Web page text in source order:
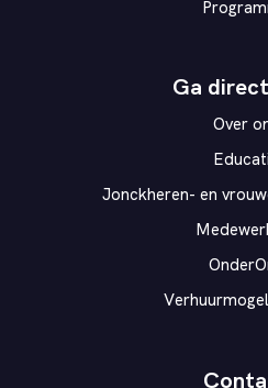
Ga
Over
Jonckheren- en